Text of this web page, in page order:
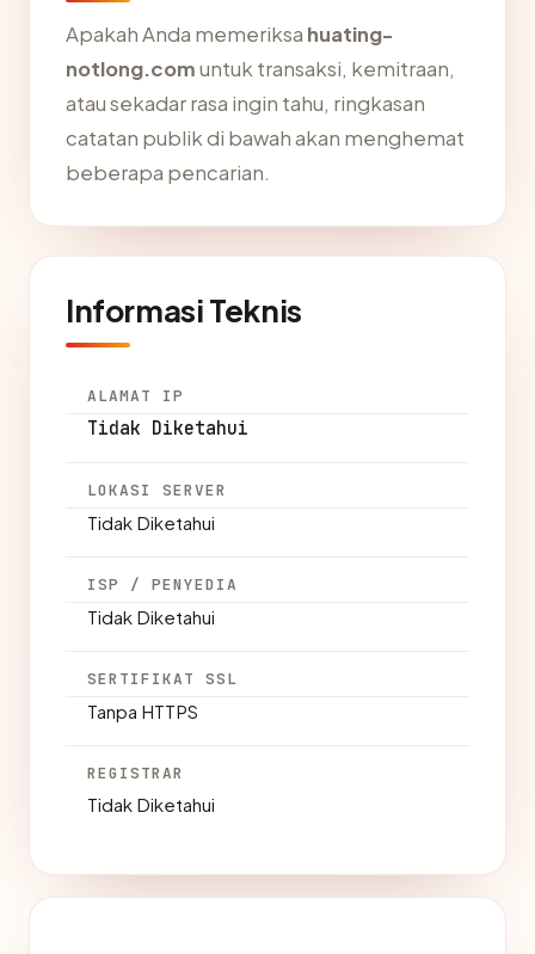
Apakah Anda memeriksa huating-
notlong.comuntuk transaksi, kemitraan,
atau sekadar rasa ingin tahu, ringkasan
catatan publik di bawah akan menghemat
beberapa pencarian.
Informasi Teknis
ALAMAT IP
Tidak Diketahui
LOKASI SERVER
Tidak Diketahui
ISP / PENYEDIA
Tidak Diketahui
SERTIFIKAT SSL
Tanpa HTTPS
REGISTRAR
Tidak Diketahui